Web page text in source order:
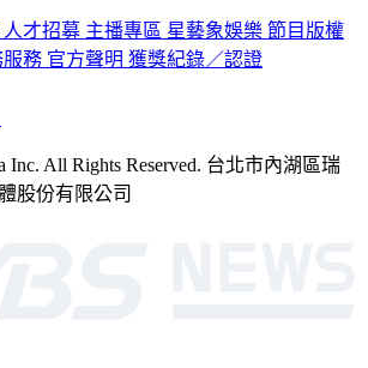
人才招募 主播專區 星藝象娛樂 節目版權
服務 官方聲明 獲獎紀錄／認證
Inc. All Rights Reserved. 台北市內湖區瑞
股份有限公司